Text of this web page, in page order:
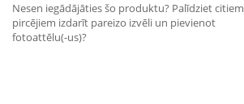
Nesen iegādājāties šo produktu? Palīdziet citiem
pircējiem izdarīt pareizo izvēli un pievienot
fotoattēlu(-us)?